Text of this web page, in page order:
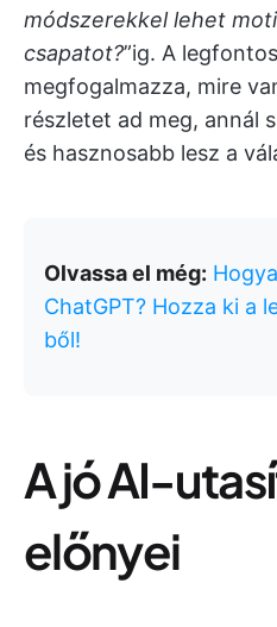
módszerekkel lehet
csapatot?”ig. A
megfogalmazza, mire
részletet ad meg, annál
és hasznosabb lesz a
Olvassa el még:
ChatGPT? Hozza ki a
ből!
A jó AI-
előnyei